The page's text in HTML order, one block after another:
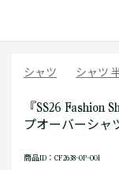
シャツ シャツ
『SS26
プオーバーシャ
商品ID：CF2638-OP-001